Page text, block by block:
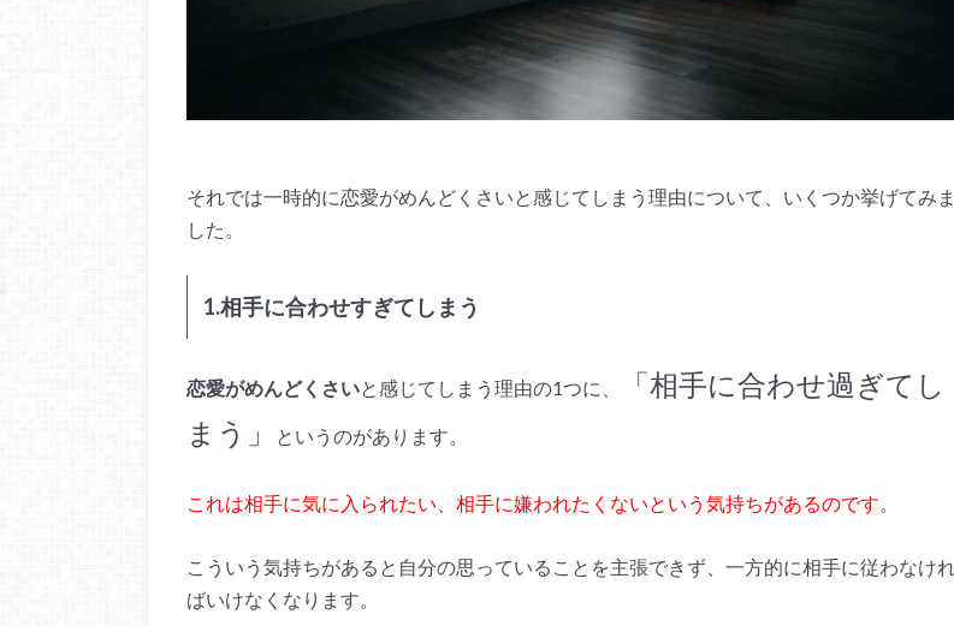
それでは一時的に恋愛がめんどくさいと感じてしまう理由について、いくつか挙げてみま
した。
1.相手に合わせすぎてしまう
恋愛がめんどくさいと感じてしまう理由の1つに、
「相手に合わせ過ぎてし
まう」
というのがあります。
これは相手に気に入られたい、相手に嫌われたくないという気持ちがあるのです。
こういう気持ちがあると自分の思っていることを主張できず、一方的に相手に従わなけれ
ばいけなくなります。